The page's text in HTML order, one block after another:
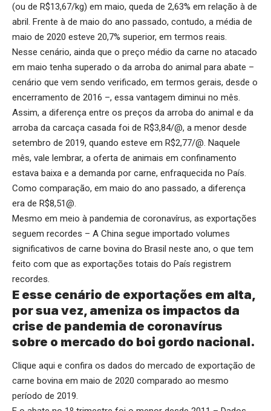
(ou de R$13,67/kg) em maio, queda de 2,63% em relação à de
abril. Frente à de maio do ano passado, contudo, a média de
maio de 2020 esteve 20,7% superior, em termos reais.
Nesse cenário, ainda que o preço médio da carne no atacado
em maio tenha superado o da arroba do animal para abate –
cenário que vem sendo verificado, em termos gerais, desde o
encerramento de 2016 –, essa vantagem diminui no mês.
Assim, a diferença entre os preços da arroba do animal e da
arroba da carcaça casada foi de R$3,84/@, a menor desde
setembro de 2019, quando esteve em R$2,77/@. Naquele
mês, vale lembrar, a oferta de animais em confinamento
estava baixa e a demanda por carne, enfraquecida no País.
Como comparação, em maio do ano passado, a diferença
era de R$8,51@.
Mesmo em meio à pandemia de coronavírus, as exportações
seguem recordes – A China segue importado volumes
significativos de carne bovina do Brasil neste ano, o que tem
feito com que as exportações totais do País registrem
recordes.
E esse cenário de exportações em alta,
por sua vez, ameniza os impactos da
crise de pandemia de coronavírus
sobre o mercado do boi gordo nacional.
Clique aqui e confira os dados do mercado de exportação de
carne bovina em maio de 2020 comparado ao mesmo
período de 2019.